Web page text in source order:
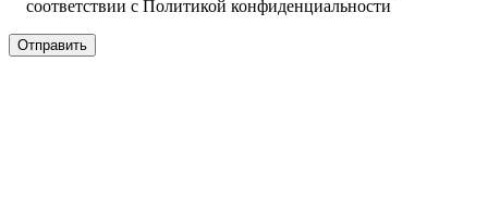
соответствии с Политикой конфиденциальности